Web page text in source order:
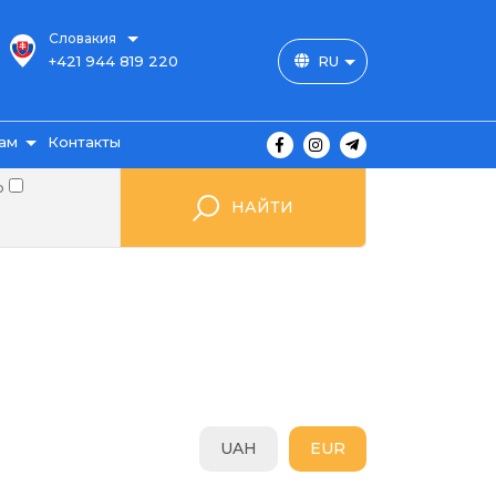
Словакия
+421 944 819 220 RU
Контакты
НАЙТИ
EUR
UAH